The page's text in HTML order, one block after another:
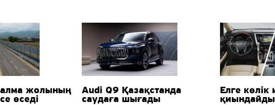
жолының
өседі
Audi Q9 Қазақстанда
саудаға шығады
Елге көлік
қиындайды